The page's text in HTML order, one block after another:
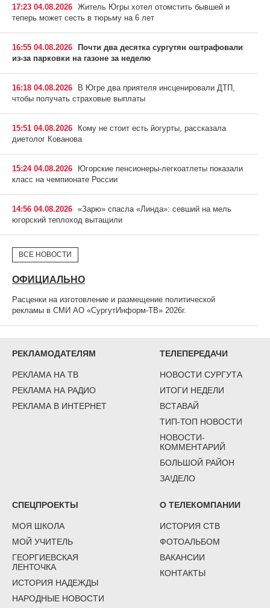
17:23 04.08.2026 Житель Югры хотел отомстить бывшей и
теперь может сесть в тюрьму на 6 лет
16:55 04.08.2026 Почти два десятка сургутян оштрафовали
из-за парковки на газоне за неделю
16:18 04.08.2026
В Югре два приятеля инсценировали ДТП,
чтобы получать страховые выплаты
15:51 04.08.2026
Кому не стоит есть йогурты, рассказала
диетолог Кованова
15:24 04.08.2026
Югорские пенсионеры-легкоатлеты показали
класс на чемпионате России
14:56 04.08.2026 «Зарю» спасла «Линда»: севший на мель
югорский теплоход вытащили
ВСЕ НОВОСТИ
ОФИЦИАЛЬНО
Расценки на изготовление и размещение политической
рекламы в СМИ АО «СургутИнформ-ТВ» 2026г.
РЕКЛАМОДАТЕЛЯМ
РЕКЛАМА НА ТВ
РЕКЛАМА НА РАДИО
РЕКЛАМА В ИНТЕРНЕТ
ТЕЛЕПЕРЕДАЧИ
НОВОСТИ СУРГУТА
ИТОГИ НЕДЕЛИ
ВСТАВАЙ
ТИП-ТОП НОВОСТИ
НОВОСТИ-
КОММЕНТАРИЙ
БОЛЬШОЙ РАЙОН
ЗА!ДЕЛО
СПЕЦПРОЕКТЫ
МОЯ ШКОЛА
МОЙ УЧИТЕЛЬ
ГЕОРГИЕВСКАЯ
ЛЕНТОЧКА
ИСТОРИЯ НАДЕЖДЫ
НАРОДНЫЕ НОВОСТИ
О ТЕЛЕКОМПАНИИ
ИСТОРИЯ СТВ
ФОТОАЛЬБОМ
ВАКАНСИИ
КОНТАКТЫ